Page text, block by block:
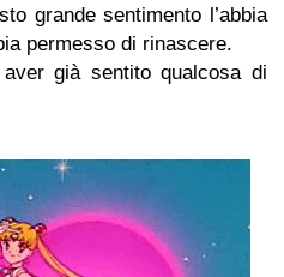
grande sentimento l’abbia
permesso di rinascere.
già sentito qualcosa di